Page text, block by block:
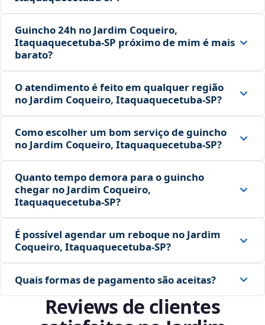
Guincho 24h no Jardim Coqueiro,
Itaquaquecetuba‑SP próximo de mim é mais
barato?
O atendimento é feito em qualquer região
no Jardim Coqueiro, Itaquaquecetuba‑SP?
Como escolher um bom serviço de guincho
no Jardim Coqueiro, Itaquaquecetuba‑SP?
Quanto tempo demora para o guincho
chegar no Jardim Coqueiro,
Itaquaquecetuba‑SP?
É possível agendar um reboque no Jardim
Coqueiro, Itaquaquecetuba‑SP?
Quais formas de pagamento são aceitas?
Reviews de clientes